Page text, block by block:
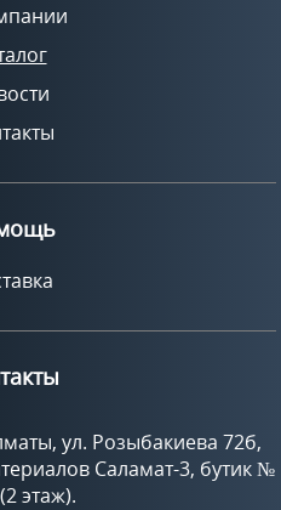
ул. Розыбакиева 72б,
Саламат-3, бутик №
этаж).